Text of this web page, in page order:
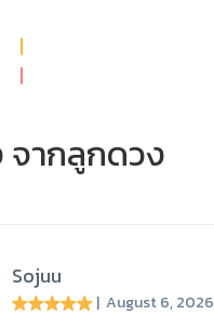
จากลูกดวง
Sojuu
| August 6, 2026